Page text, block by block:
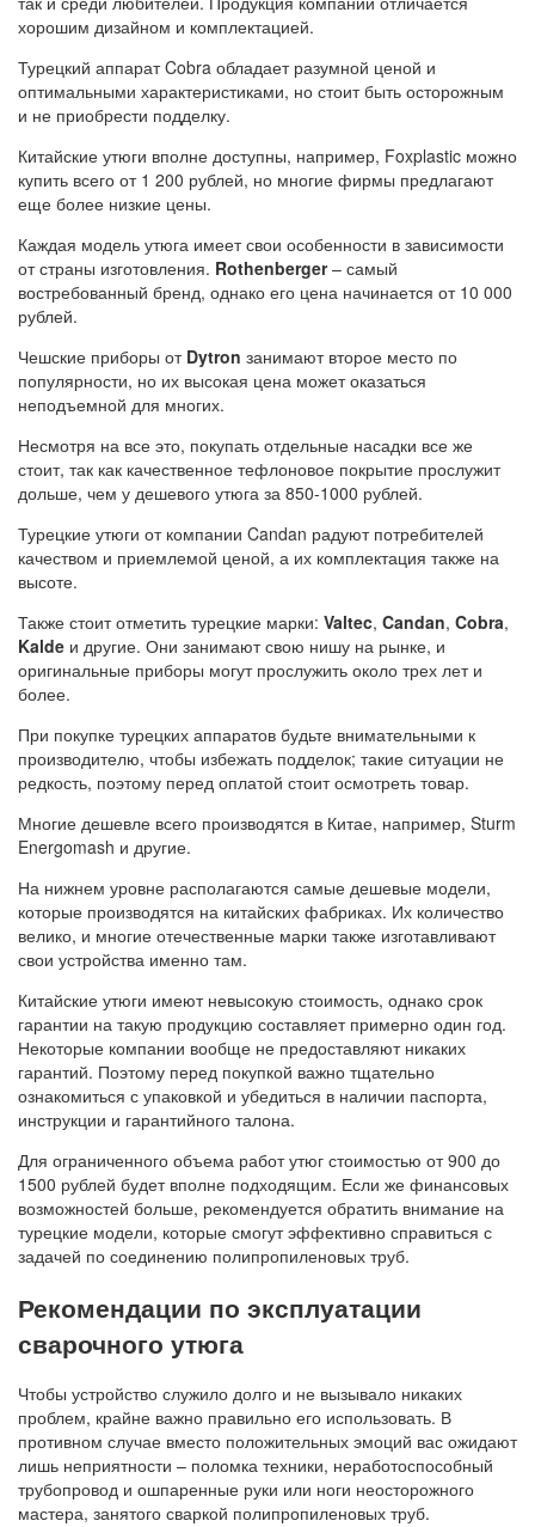
хорошим дизайном и комплектацией.
Турецкий аппарат Cobra обладает разумной ценой и
оптимальными характеристиками, но стоит быть осторожным
и не приобрести подделку.
Китайские утюги вполне доступны, например, Foxplastic можно
купить всего от 1 200 рублей, но многие фирмы предлагают
еще более низкие цены.
Каждая модель утюга имеет свои особенности в зависимости
от страны изготовления. Rothenberger– самый
востребованный бренд, однако его цена начинается от 10 000
рублей.
Чешские приборы от Dytron занимают второе место по
популярности, но их высокая цена может оказаться
неподъемной для многих.
Несмотря на все это, покупать отдельные насадки все же
стоит, так как качественное тефлоновое покрытие прослужит
дольше, чем у дешевого утюга за 850-1000 рублей.
Турецкие утюги от компании Candan радуют потребителей
качеством и приемлемой ценой, а их комплектация также на
высоте.
Также стоит отметить турецкие марки: Valtec, Candan, Cobra,
Kalde и другие. Они занимают свою нишу на рынке, и
оригинальные приборы могут прослужить около трех лет и
более.
При покупке турецких аппаратов будьте внимательными к
производителю, чтобы избежать подделок; такие ситуации не
редкость, поэтому перед оплатой стоит осмотреть товар.
Многие дешевле всего производятся в Китае, например, Sturm
Energomash и другие.
На нижнем уровне располагаются самые дешевые модели,
которые производятся на китайских фабриках. Их количество
велико, и многие отечественные марки также изготавливают
свои устройства именно там.
Китайские утюги имеют невысокую стоимость, однако срок
гарантии на такую продукцию составляет примерно один год.
Некоторые компании вообще не предоставляют никаких
гарантий. Поэтому перед покупкой важно тщательно
ознакомиться с упаковкой и убедиться в наличии паспорта,
инструкции и гарантийного талона.
Для ограниченного объема работ утюг стоимостью от 900 до
1500 рублей будет вполне подходящим. Если же финансовых
возможностей больше, рекомендуется обратить внимание на
турецкие модели, которые смогут эффективно справиться с
задачей по соединению полипропиленовых труб.
Рекомендации по эксплуатации
сварочного утюга
Чтобы устройство служило долго и не вызывало никаких
проблем, крайне важно правильно его использовать. В
противном случае вместо положительных эмоций вас ожидают
лишь неприятности – поломка техники, неработоспособный
трубопровод и ошпаренные руки или ноги неосторожного
мастера, занятого сваркой полипропиленовых труб.